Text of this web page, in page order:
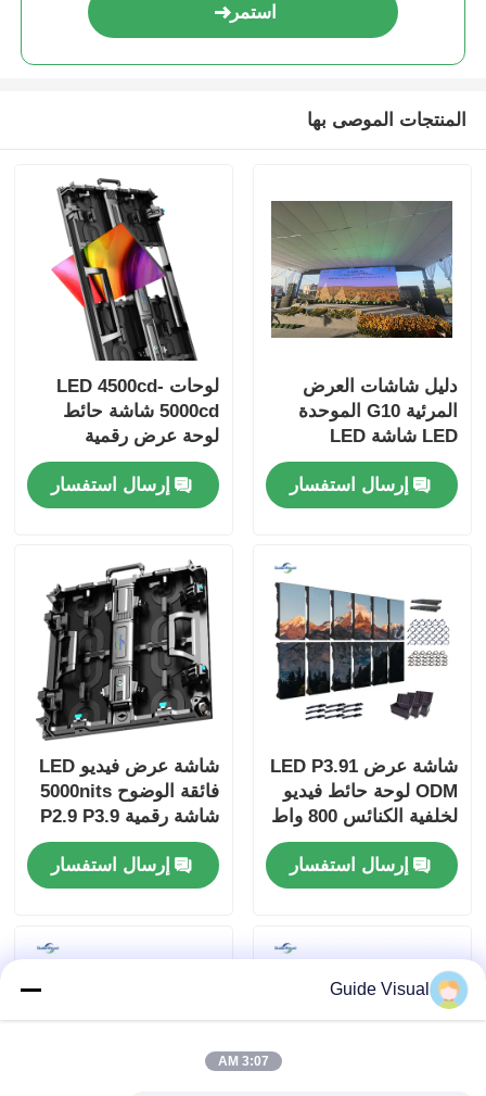
استمر
المنتجات الموصى بها
دليل شاشات العرض
المرئية G10 الموحدة
LED شاشة LED
مخصصة للاستخدام
الداخلي والخارجي
إرسال استفسار
لوحات LED 4500cd-
5000cd شاشة حائط
لوحة عرض رقمية
للإعلانات الخارجية
إرسال استفسار
شاشة عرض LED P3.91
ODM لوحة حائط فيديو
لخلفية الكنائس 800 واط
إرسال استفسار
شاشة عرض فيديو LED
فائقة الوضوح 5000nits
شاشة رقمية P2.9 P3.9
لمراكز التسوق
إرسال استفسار
Guide Visual
3:07 AM